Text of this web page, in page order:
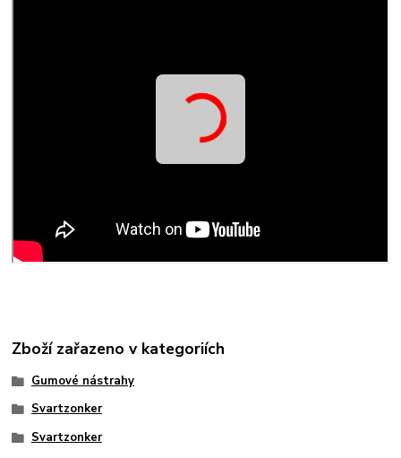
Zboží zařazeno v kategoriích
Gumové nástrahy
Svartzonker
Svartzonker